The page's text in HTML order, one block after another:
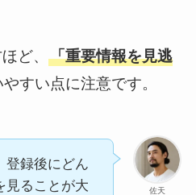
ど、 「重要情報を見逃
すい点に注意です。
佐天
登録後にどん
見ることが大